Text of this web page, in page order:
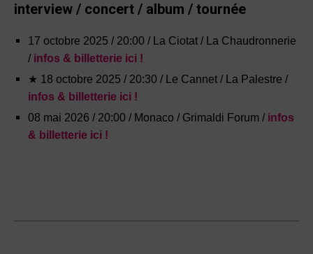
interview / concert / album / tournée
17 octobre 2025 / 20:00 / La Ciotat / La Chaudronnerie
/ infos & billetterie ici !
★ 18 octobre 2025 / 20:30 / Le Cannet / La Palestre /
infos & billetterie ici !
08 mai 2026 / 20:00 / Monaco / Grimaldi Forum / infos
& billetterie ici !